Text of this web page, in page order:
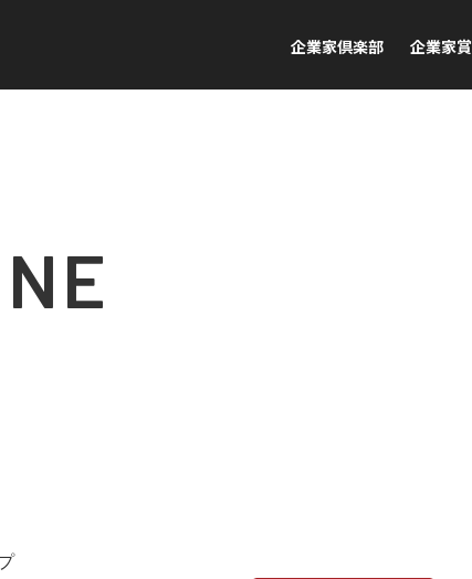
企業家倶楽部 企業家賞